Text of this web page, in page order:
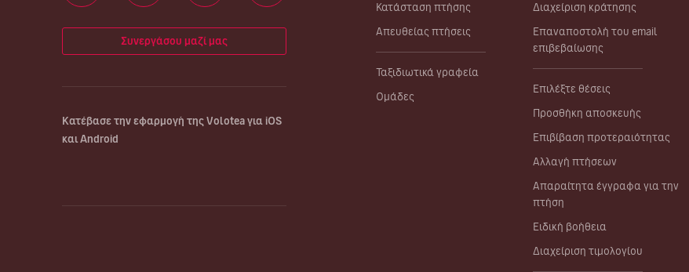
Κατάσταση πτήσης
Απευθείας πτήσεις
Ταξιδιωτικά γραφεία
Ομάδες
Διαχείριση κράτησης
Επαναποστολή του email
επιβεβαίωσης
Επιλέξτε θέσεις
Προσθήκη αποσκευής
Επιβίβαση προτεραιότητας
Αλλαγή πτήσεων
Απαραίτητα έγγραφα για την
πτήση
Ειδική βοήθεια
Διαχείριση τιμολογίου
Συνεργάσου μαζί μας
Κατέβασε την εφαρμογή της Volotea για iOS
και Android